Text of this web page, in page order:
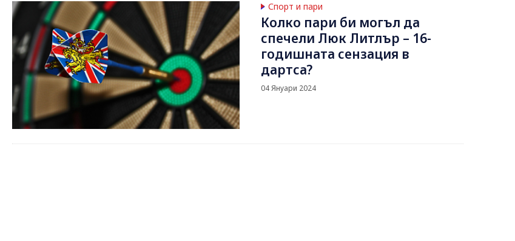
Спорт и пари
Колко пари би могъл да
спечели Люк Литлър – 16-
годишната сензация в
дартса?
04 Януари 2024